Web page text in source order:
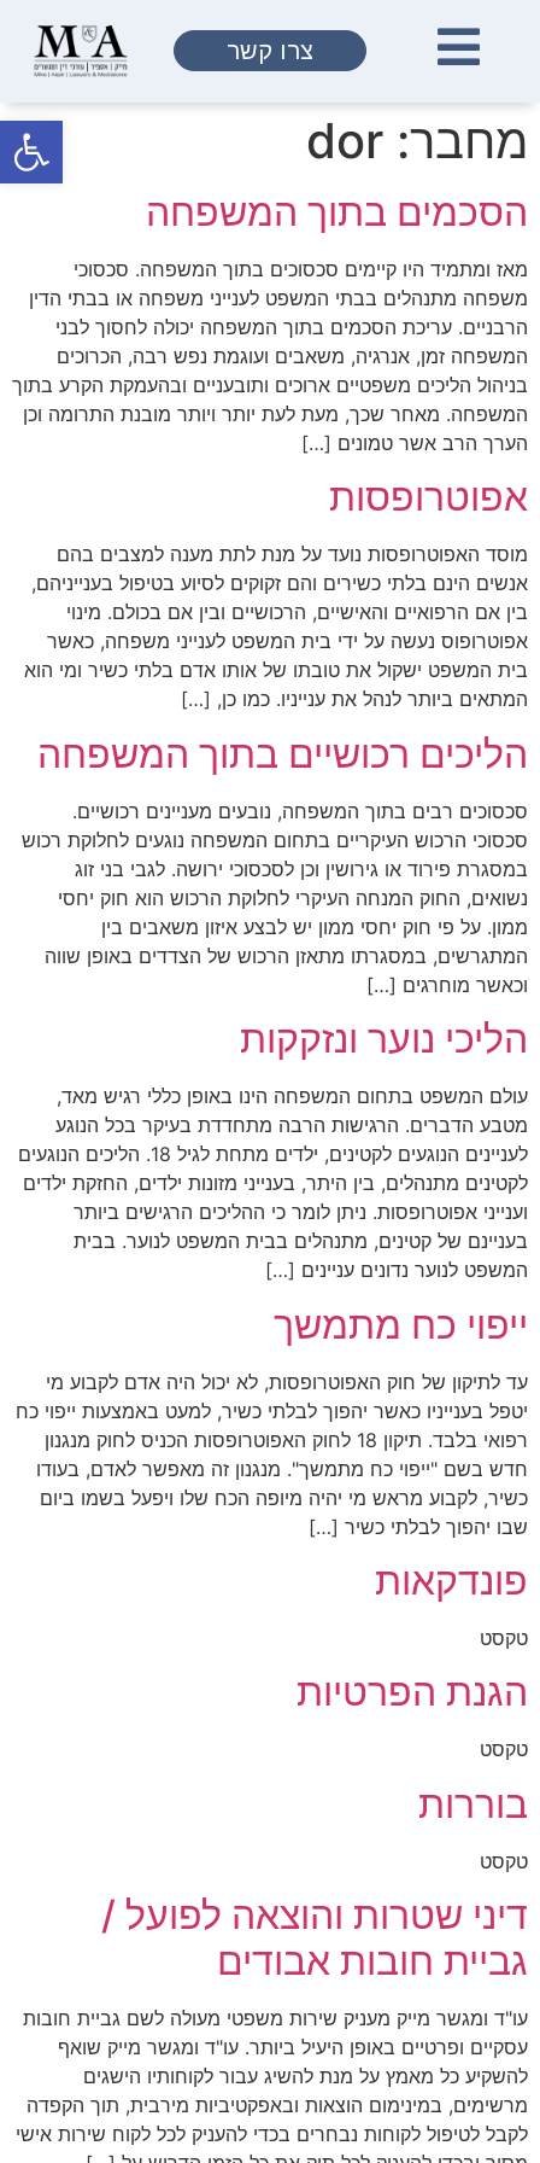
צרו קשר
מחבר: dor
הסכמים בתוך המשפחה
מאז ומתמיד היו קיימים סכסוכים בתוך המשפחה. סכסוכי
משפחה מתנהלים בבתי המשפט לענייני משפחה או בבתי הדין
הרבניים. עריכת הסכמים בתוך המשפחה יכולה לחסוך לבני
המשפחה זמן, אנרגיה, משאבים ועוגמת נפש רבה, הכרוכים
בניהול הליכים משפטיים ארוכים ותובעניים ובהעמקת הקרע בתוך
המשפחה. מאחר שכך, מעת לעת יותר ויותר מובנת התרומה וכן
הערך הרב אשר טמונים […]
אפוטרופסות
מוסד האפוטרופסות נועד על מנת לתת מענה למצבים בהם
אנשים הינם בלתי כשירים והם זקוקים לסיוע בטיפול בענייניהם,
בין אם הרפואיים והאישיים, הרכושיים ובין אם בכולם. מינוי
אפוטרופוס נעשה על ידי בית המשפט לענייני משפחה, כאשר
בית המשפט ישקול את טובתו של אותו אדם בלתי כשיר ומי הוא
המתאים ביותר לנהל את ענייניו. כמו כן, […]
הליכים רכושיים בתוך המשפחה
סכסוכים רבים בתוך המשפחה, נובעים מעניינים רכושיים.
סכסוכי הרכוש העיקריים בתחום המשפחה נוגעים לחלוקת רכוש
במסגרת פירוד או גירושין וכן לסכסוכי ירושה. לגבי בני זוג
נשואים, החוק המנחה העיקרי לחלוקת הרכוש הוא חוק יחסי
ממון. על פי חוק יחסי ממון יש לבצע איזון משאבים בין
המתגרשים, במסגרתו מתאזן הרכוש של הצדדים באופן שווה
וכאשר מוחרגים […]
הליכי נוער ונזקקות
עולם המשפט בתחום המשפחה הינו באופן כללי רגיש מאד,
מטבע הדברים. הרגישות הרבה מתחדדת בעיקר בכל הנוגע
לעניינים הנוגעים לקטינים, ילדים מתחת לגיל 18. הליכים הנוגעים
לקטינים מתנהלים, בין היתר, בענייני מזונות ילדים, החזקת ילדים
וענייני אפוטרופסות. ניתן לומר כי ההליכים הרגישים ביותר
בעניינם של קטינים, מתנהלים בבית המשפט לנוער. בבית
המשפט לנוער נדונים עניינים […]
ייפוי כח מתמשך
עד לתיקון של חוק האפוטרופסות, לא יכול היה אדם לקבוע מי
יטפל בענייניו כאשר יהפוך לבלתי כשיר, למעט באמצעות ייפוי כח
רפואי בלבד. תיקון 18 לחוק האפוטרופסות הכניס לחוק מנגנון
חדש בשם "ייפוי כח מתמשך". מנגנון זה מאפשר לאדם, בעודו
כשיר, לקבוע מראש מי יהיה מיופה הכח שלו ויפעל בשמו ביום
שבו יהפוך לבלתי כשיר […]
פונדקאות
טקסט
הגנת הפרטיות
טקסט
בוררות
טקסט
דיני שטרות והוצאה לפועל /
גביית חובות אבודים
עו"ד ומגשר מייק מעניק שירות משפטי מעולה לשם גביית חובות
עסקיים ופרטיים באופן היעיל ביותר. עו"ד ומגשר מייק שואף
להשקיע כל מאמץ על מנת להשיג עבור לקוחותיו הישגים
מרשימים, במינימום הוצאות ובאפקטיביות מירבית, תוך הקפדה
לקבל לטיפול לקוחות נבחרים בכדי להעניק לכל לקוח שירות אישי